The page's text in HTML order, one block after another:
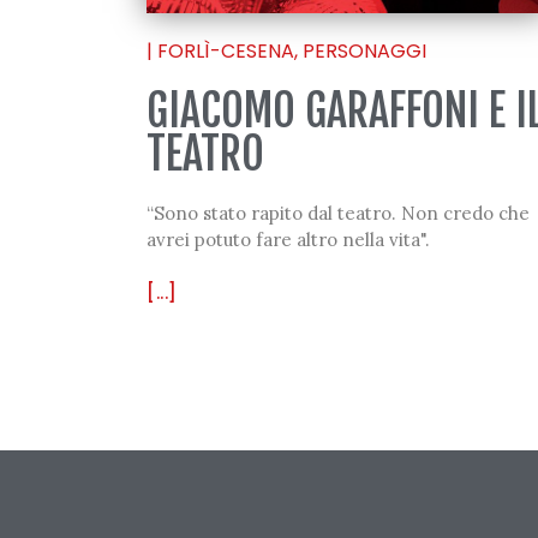
| FORLÌ-CESENA, PERSONAGGI
GIACOMO GARAFFONI E
TEATRO
“Sono stato rapito dal teatro. Non credo che
avrei potuto fare altro nella vita".
[...]